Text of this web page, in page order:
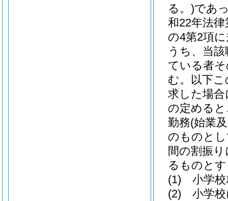
る。)であ
和22年法律
の4第2項
うち、当
ている者
む。以下
求した場
の定める
勤務(始業
のものと
間の割振
るものと
(1)
小学
(2)
小学